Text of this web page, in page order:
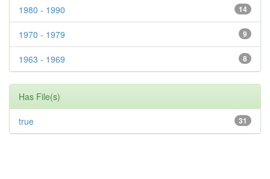
14
1980 - 1990
9
1970 - 1979
8
1963 - 1969
Has File(s)
31
true